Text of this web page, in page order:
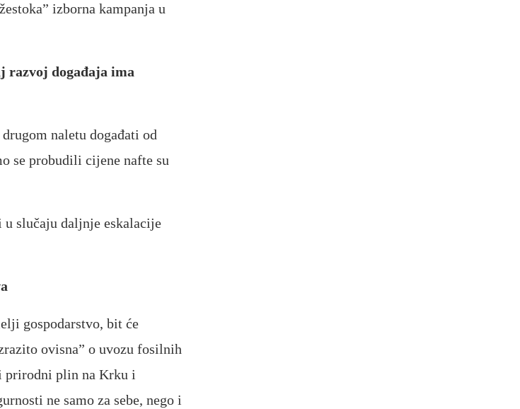
izborna kampanja u
razvoj događaja ima
naletu događati od
se probudili cijene nafte su
u slučaju daljnje eskalacije
gospodarstvo, bit će
ovisna” o uvozu fosilnih
prirodni plin na Krku i
ne samo za sebe, nego i